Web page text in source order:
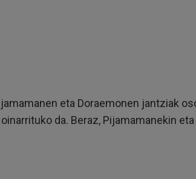
eta Doraemonen jantziak
da. Beraz, Pijamamanekin